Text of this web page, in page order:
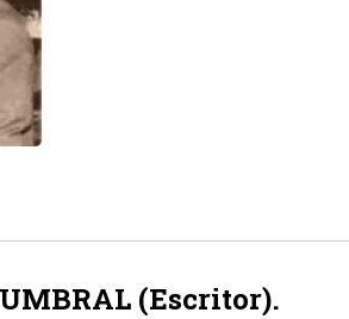
(Escritor).